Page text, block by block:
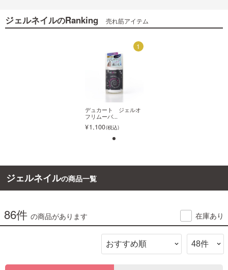
特集から探す
ビューティジャーナルから探す
ログイン・新規会員登録
ジェルネイルのRanking 売れ筋アイテム
1
デュカート ジェルオ
フリムーバ...
1,100
デュカート ジェルオ
フリムーバ...
ジェルネイルの商品一覧
86件 の商品があります 在庫あり